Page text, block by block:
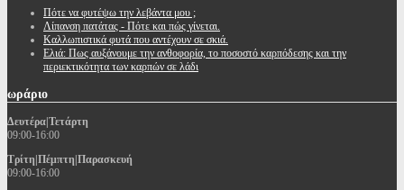
Πότε να φυτέψω την λεβάντα μου ;
Λίπανση πατάτας - Πότε και πώς γίνεται.
Καλλωπιστικά φυτά που αντέχουν σε σκιά.
Ελιά: Πως αυξάνουμε την ανθοφορία, το ποσοστό καρπόδεσης και την
περιεκτικότητα των καρπών σε λάδι
ωράριο
Δευτέρα|Τετάρτη
09:00-16:00
Τρίτη|Πέμπτη|Παρασκευή
09:00-16:00